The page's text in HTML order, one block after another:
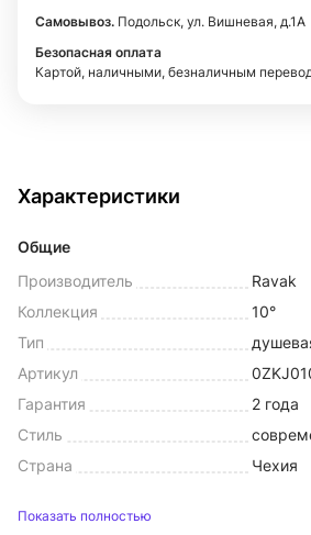
Самовывоз. Подольск, ул. Вишневая, д.1А
Безопасная оплата
Картой, наличными, безналичным
Характеристики
Общие
Производитель
Ravak
Коллекция
10°
Тип
Артикул
Гарантия
2 года
Стиль
Страна
Чехия
Показать полностью